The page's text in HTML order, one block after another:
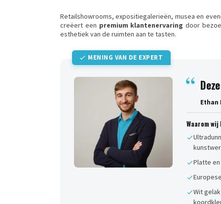
Retailshowrooms, expositiegalerieën, musea en
creëert een premium klantenervaring door
esthetiek van de ruimten aan te tasten.
MENING VAN DE EXPERT
Ethan
Waarom
Platte
Wit